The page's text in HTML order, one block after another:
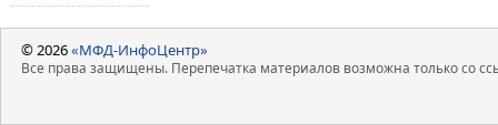
© 2026«МФД-ИнфоЦентр»
Все права защищены. Перепечатка материалов возможна только со